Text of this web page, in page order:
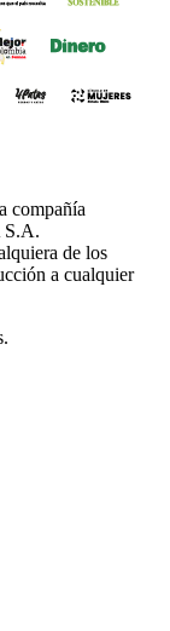
compañía
S.A.
de los
a cualquier